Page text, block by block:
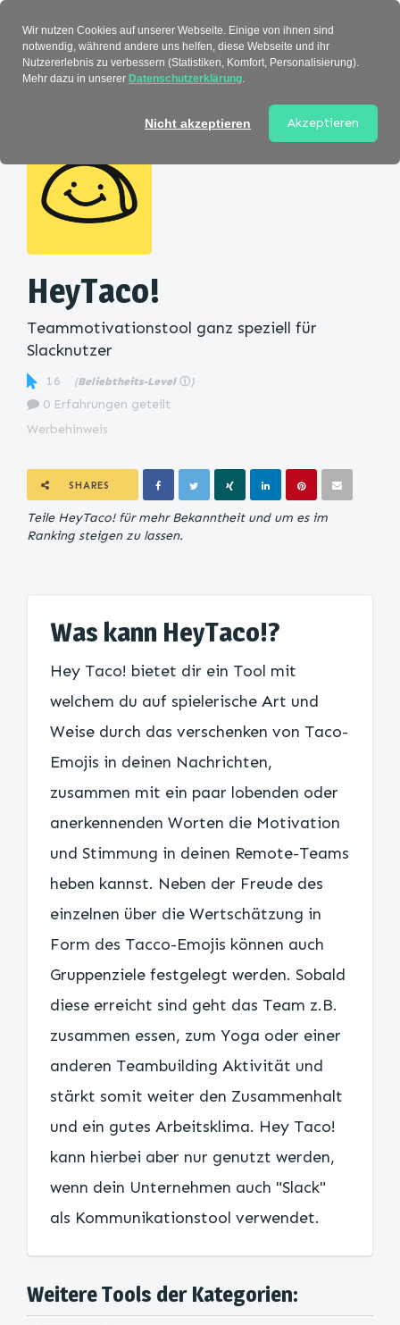
HeyTaco!
Teammotivationstool ganz speziell für
Slacknutzer
16 (Beliebtheits-Level ⓘ )
0 Erfahrungen geteilt
Werbehinweis
SHARES
Teile HeyTaco! für mehr Bekanntheit und um es im
Ranking steigen zu lassen.
Was kann HeyTaco!?
Hey Taco! bietet dir ein Tool mit
welchem du auf spielerische Art und
Weise durch das verschenken von Taco-
Emojis in deinen Nachrichten,
zusammen mit ein paar lobenden oder
anerkennenden Worten die Motivation
und Stimmung in deinen Remote-Teams
heben kannst. Neben der Freude des
einzelnen über die Wertschätzung in
Form des Tacco-Emojis können auch
Gruppenziele festgelegt werden. Sobald
diese erreicht sind geht das Team z.B.
zusammen essen, zum Yoga oder einer
anderen Teambuilding Aktivität und
stärkt somit weiter den Zusammenhalt
und ein gutes Arbeitsklima. Hey Taco!
kann hierbei aber nur genutzt werden,
wenn dein Unternehmen auch "Slack"
als Kommunikationstool verwendet.
Weitere Tools der Kategorien:
Wir nutzen Cookies auf unserer Webseite. Einige von ihnen sind
notwendig, während andere uns helfen, diese Webseite und ihr
Nutzererlebnis zu verbessern (Statistiken, Komfort, Personalisierung).
Mehr dazu in unserer Datenschutzerklärung.
Nicht akzeptieren Akzeptieren